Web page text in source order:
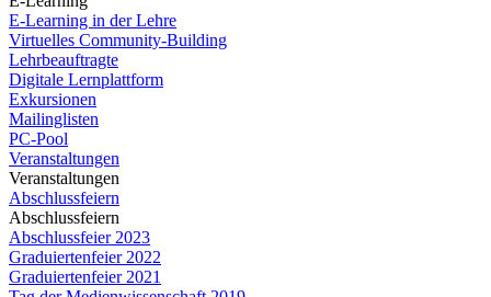
E-Learning in der Lehre
Virtuelles Community-Building
Lehrbeauftragte
Digitale Lernplattform
Exkursionen
Mailinglisten
PC-Pool
Veranstaltungen
Veranstaltungen
Abschlussfeiern
Abschlussfeiern
Abschlussfeier 2023
Graduiertenfeier 2022
Graduiertenfeier 2021